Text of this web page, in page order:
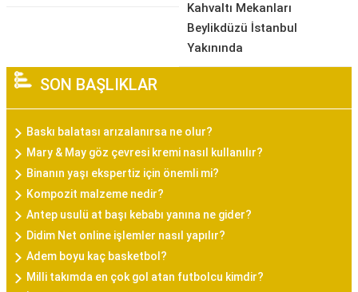
Kahvaltı Mekanları
Beylikdüzü İstanbul
Yakınında
SON BAŞLIKLAR
Baskı balatası arızalanırsa ne olur?
Mary & May göz çevresi kremi nasıl kullanılır?
Binanın yaşı ekspertiz için önemli mi?
Kompozit malzeme nedir?
Antep usulü at başı kebabı yanına ne gider?
Didim Net online işlemler nasıl yapılır?
Adem boyu kaç basketbol?
Milli takımda en çok gol atan futbolcu kimdir?